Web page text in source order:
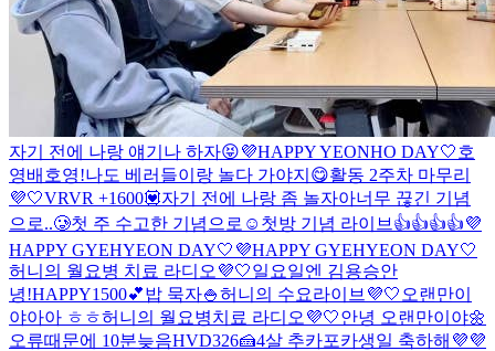
자기 전에 나랑 얘기나 하자😝💜HAPPY YEONHO DAY🤍호
영배 호영!나도 베러들이랑 놀다 가야지😋활동 2주차 마무리
💜🤍VRVR +1600💟자기 전에 나랑 좀 놀자아너무 끊긴 기념
으로..🥲첫 주 수고한 기념으로☺️ 첫방 기념 라이브👍👍👍👍💜
HAPPY GYEHYEON DAY🤍 💜HAPPY GYEHYEON DAY🤍
허니의 월요병 치료 라디오💜🤍일요일엔 김용승안
녕!HAPPY1500💕밥 묵자🍚허니의 수요라이브💜🤍 오랜만이
야아아 ㅎㅎ허니의 월요병치료 라디오💜🤍안녕 오랜만이야🌼
오류때문에 10분늦음HVD326🍰4살 추카포카생일 축하해💜💜